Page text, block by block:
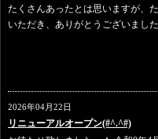
たくさんあったとは思いますが、
いただき、ありがとうございまし
2026年04月22日
リニューアルオープン(#^.^#)